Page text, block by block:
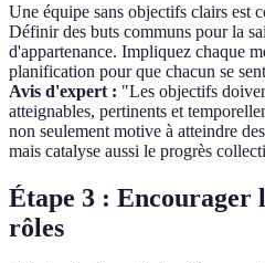
Une équipe sans objectifs clairs est
Définir des buts communs pour la
d'appartenance. Impliquez chaque
planification pour que chacun se
Avis d'expert : "Les objectifs
atteignables, pertinents et
non seulement motive à atteindre
mais catalyse aussi le progrès
Étape 3 : Encourager
rôles